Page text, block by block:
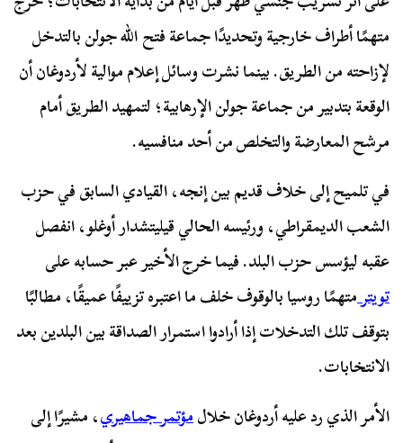
متهمًا أطراف خارجية وتحديدًا جماعة فتح الله جولن بالتدخل
لإزاحته من الطريق. بينما نشرت وسائل إعلام موالية لأردوغان أن
الوقعة بتدبير من جماعة جولن الإرهابية؛ لتمهيد الطريق أمام
مرشح المعارضة والتخلص من أحد منافسيه.
في تلميح إلى خلاف قديم بين إنجه، القيادي السابق في حزب
الشعب الديمقراطي، ورئيسه الحالي قيليتشدار أوغلو، انفصل
عقبه ليؤسس حزب البلد. فيما خرج الأخير عبر حسابه على
تويترمتهمًا روسيا بالوقوف خلف ما اعتبره تزييفًا عميقًا، مطالبًا
بتوقف تلك التدخلات إذا أرادوا استمرار الصداقة بين البلدين بعد
الانتخابات.
الأمر الذي رد عليه أردوغان خلالمؤتمر جماهيري، مشيرًا إلى